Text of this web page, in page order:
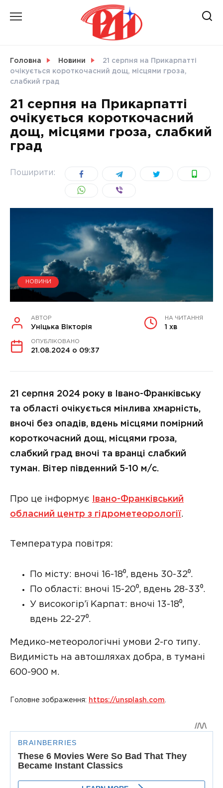
СВІТ
УКРАЇНА
Головна Новини
21 серпня на Прикарпатті
очікується короткочасний дощ, місцями гроза,
слабкий град
21 серпня на Прикарпатті
очікується короткочасний
дощ, місцями гроза, слабкий
град
Поширити:
НОВИНИ
АВТОР
Уніцька Вікторія
НА ЧИТАННЯ
1 хв
ОПУБЛІКОВАНО
21.08.2024 о 09:37
21 серпня 2024 року в Івано-Франківську
та області очікується мінлива хмарність,
вночі без опадів, вдень місцями помірний
короткочасний дощ, місцями гроза,
слабкий град вночі та вранці слабкий
туман. Вітер південний 5-10 м/с.
Про це інформує
Івано-Франківський
обласний центр з гідрометеорології.
Температура повітря:
По місту: вночі 16-18⁰, вдень 30-32⁰.
По області: вночі 15-20⁰, вдень 28-33⁰.
У високогір’ї Карпат: вночі 13-18⁰,
вдень 22-27⁰.
Медико-метеорологічні умови 2-го типу.
Видимість на автошляхах добра, в тумані
600-900 м.
Головне зображення: https://unsplash.com